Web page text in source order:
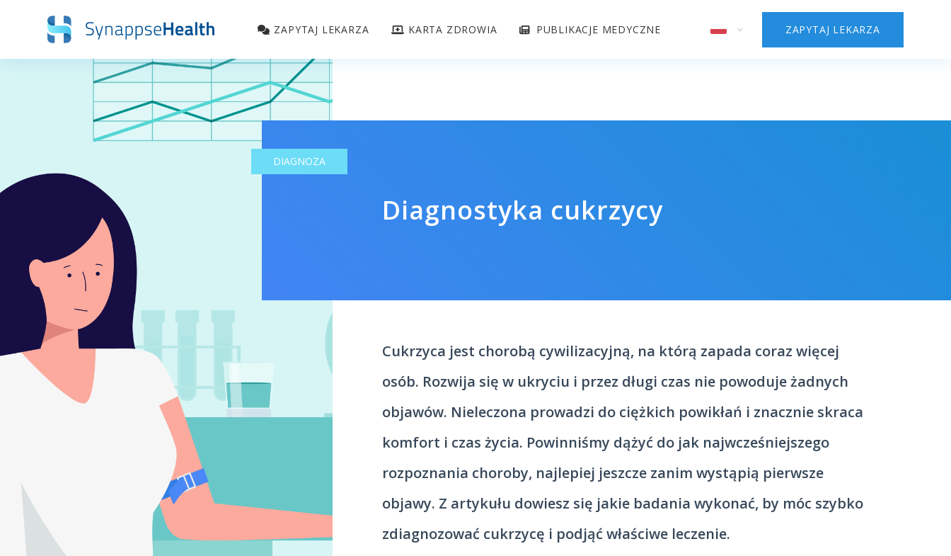
ZAPYTAJ LEKARZA KARTA ZDROWIA PUBLIKACJE MEDYCZNE ZAPYTAJ LEKARZA
Diagnostyka cukrzycy
DIAGNOZA
Cukrzyca jest chorobą cywilizacyjną, na którą zapada coraz więcej
osób. Rozwija się w ukryciu i przez długi czas nie powoduje żadnych
objawów. Nieleczona prowadzi do ciężkich powikłań i znacznie skraca
komfort i czas życia. Powinniśmy dążyć do jak najwcześniejszego
rozpoznania choroby, najlepiej jeszcze zanim wystąpią pierwsze
objawy. Z artykułu dowiesz się jakie badania wykonać, by móc szybko
zdiagnozować cukrzycę i podjąć właściwe leczenie.